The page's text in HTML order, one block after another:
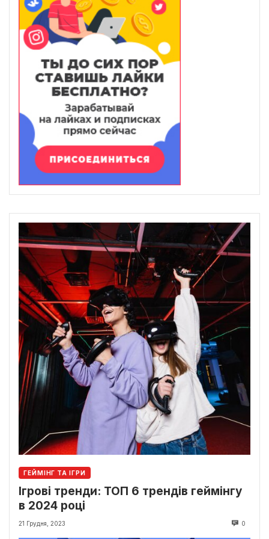
ГЕЙМІНГ ТА ІГРИ
Ігрові тренди: ТОП 6 трендів геймінгу
в 2024 році
21 Грудня, 2023 0